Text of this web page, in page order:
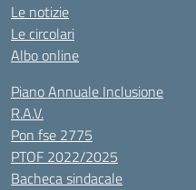
Le notizie
Le circolari
Albo online
Piano Annuale Inclusione
R.A.V.
Pon fse 2775
PTOF 2022/2025
Bacheca sindacale